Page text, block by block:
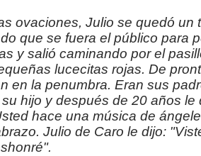
ovaciones, Julio se quedó un
que se fuera el público para
y salió caminando por el
lucecitas rojas. De
en la penumbra. Eran sus
hijo y después de 20 años le
hace una música de
Julio de Caro le dijo: